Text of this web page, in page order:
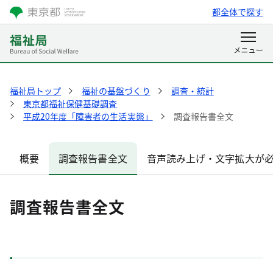
都全体で探す
福祉局トップ 福祉の基盤づくり
調査・統計
東京都福祉保健基礎調査
平成20年度「障害者の生活実態」
調査報告書全文
概要 調査報告書全文 音声読み上げ・文字拡大が
調査報告書全文